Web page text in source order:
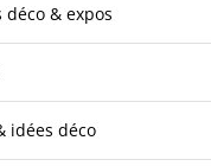
déco & expos
idées déco